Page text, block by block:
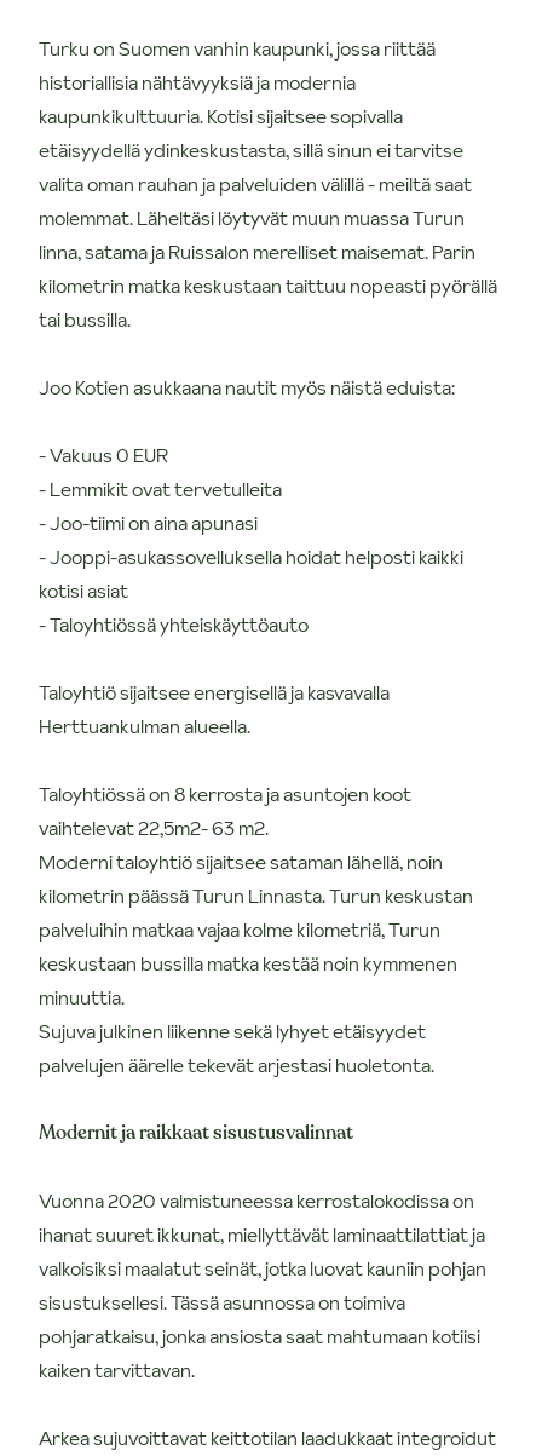
Turku on Suomen vanhin kaupunki, jossa riittää
historiallisia nähtävyyksiä ja modernia
kaupunkikulttuuria. Kotisi sijaitsee sopivalla
etäisyydellä ydinkeskustasta, sillä sinun ei tarvitse
valita oman rauhan ja palveluiden välillä - meiltä saat
molemmat. Läheltäsi löytyvät muun muassa Turun
linna, satama ja Ruissalon merelliset maisemat. Parin
kilometrin matka keskustaan taittuu nopeasti pyörällä
tai bussilla.
Joo Kotien asukkaana nautit myös näistä eduista:
- Vakuus 0 EUR
- Lemmikit ovat tervetulleita
- Joo-tiimi on aina apunasi
- Jooppi-asukassovelluksella hoidat helposti kaikki
kotisi asiat
- Taloyhtiössä yhteiskäyttöauto
Taloyhtiö sijaitsee energisellä ja kasvavalla
Herttuankulman alueella.
Taloyhtiössä on 8 kerrosta ja asuntojen koot
vaihtelevat 22,5m2- 63 m2.
Moderni taloyhtiö sijaitsee sataman lähellä, noin
kilometrin päässä Turun Linnasta. Turun keskustan
palveluihin matkaa vajaa kolme kilometriä, Turun
keskustaan bussilla matka kestää noin kymmenen
minuuttia.
Sujuva julkinen liikenne sekä lyhyet etäisyydet
palvelujen äärelle tekevät arjestasi huoletonta.
Modernit ja raikkaat sisustusvalinnat
Vuonna 2020 valmistuneessa kerrostalokodissa on
ihanat suuret ikkunat, miellyttävät laminaattilattiat ja
valkoisiksi maalatut seinät, jotka luovat kauniin pohjan
sisustuksellesi. Tässä asunnossa on toimiva
pohjaratkaisu, jonka ansiosta saat mahtumaan kotiisi
kaiken tarvittavan.
Arkea sujuvoittavat keittotilan laadukkaat integroidut